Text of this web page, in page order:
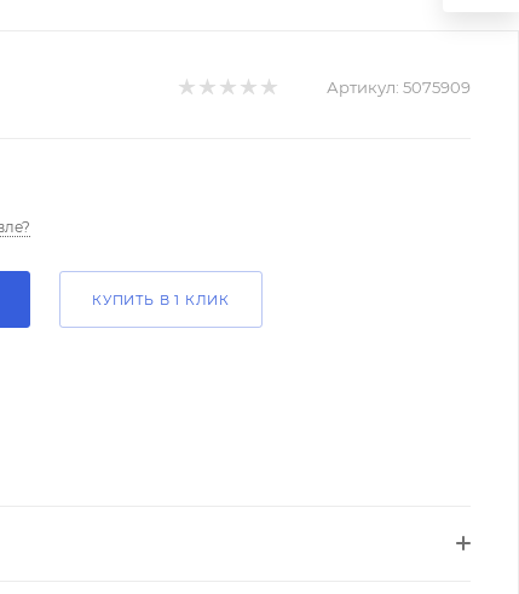
Артикул: 5075909
КУПИТЬ В 1 КЛИК